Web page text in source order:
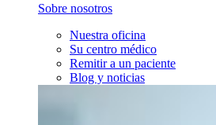
Sobre nosotros
Nuestra oficina
Su centro médico
Remitir a un paciente
Blog y noticias